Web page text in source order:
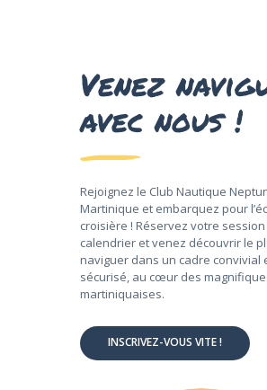
Venez
avec nous !
Rejoignez le Club Nautique
Martinique et embarquez pour
croisière ! Réservez votre
calendrier et venez découvrir le
naviguer dans un cadre convivial
sécurisé, au cœur des
martiniquaises.
INSCRIVEZ-VOUS VITE !